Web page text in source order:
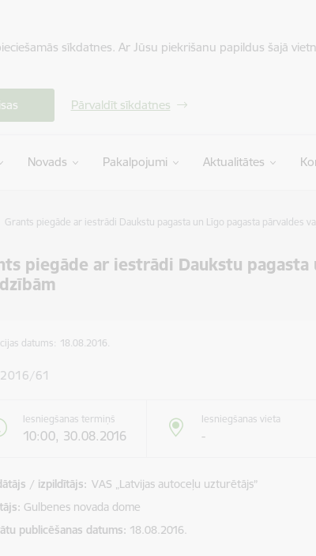
sīkdatnes. Ar Jūsu piekrišanu papildus šajā
Pārvaldīt sīkdatnes
Novads Pakalpojumi Aktualitātes
Grants piegāde ar iestrādi Daukstu pagasta un Līgo pagasta pārvaldes
piegāde ar iestrādi Daukstu pagasta
datums: 18.08.2016.
61
Iesniegšanas termiņš
10:00, 30.08.2016
Iesniegšanas vieta
-
/ izpildītājs: VAS „Latvijas autoceļu uzturētājs”
Gulbenes novada dome
publicēšanas datums 18.08.2016.